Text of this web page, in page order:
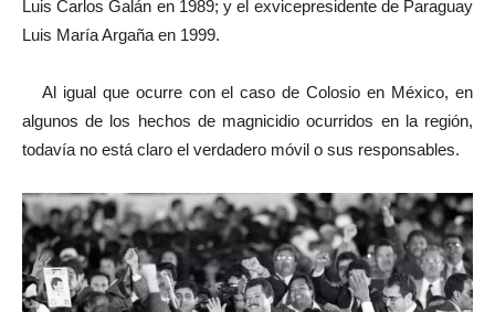
Luis Carlos Galán en 1989; y el exvicepresidente de Paraguay
Luis María Argaña en 1999.
Al igual que ocurre con el caso de Colosio en México, en
algunos de los hechos de magnicidio ocurridos en la región,
todavía no está claro el verdadero móvil o sus responsables.